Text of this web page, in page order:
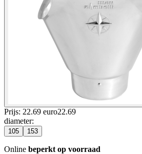
Prijs: 22.69 euro22.69
diameter:
105 153
Online beperkt op voorraad